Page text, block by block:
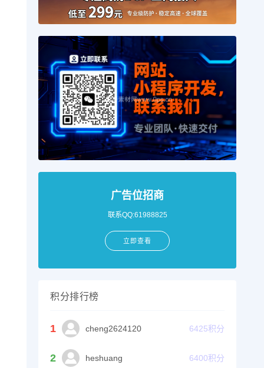
广告位招商
联系QQ:61988825
立即查看
积分排行榜
1 cheng2624120 6425积分
2 heshuang 6400积分